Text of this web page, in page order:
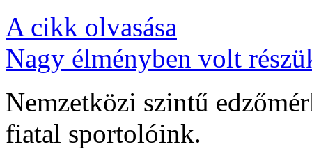
A cikk olvasása
Nagy élményben volt
Nemzetközi szintű
fiatal sportolóink.